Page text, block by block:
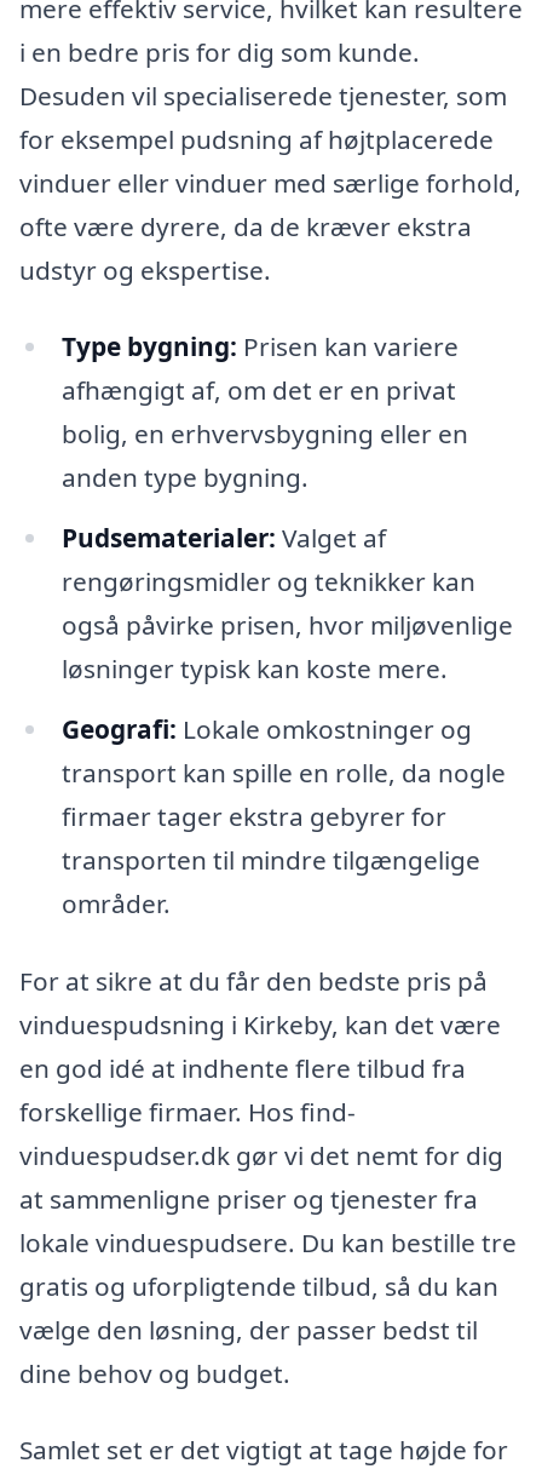
mere effektiv service, hvilket kan resultere
i en bedre pris for dig som kunde.
Desuden vil specialiserede tjenester, som
for eksempel pudsning af højtplacerede
vinduer eller vinduer med særlige forhold,
ofte være dyrere, da de kræver ekstra
udstyr og ekspertise.
Type bygning: Prisen kan variere
afhængigt af, om det er en privat
bolig, en erhvervsbygning eller en
anden type bygning.
Pudsematerialer: Valget af
rengøringsmidler og teknikker kan
også påvirke prisen, hvor miljøvenlige
løsninger typisk kan koste mere.
Geografi: Lokale omkostninger og
transport kan spille en rolle, da nogle
firmaer tager ekstra gebyrer for
transporten til mindre tilgængelige
områder.
For at sikre at du får den bedste pris på
vinduespudsning i Kirkeby, kan det være
en god idé at indhente flere tilbud fra
forskellige firmaer. Hos find-
vinduespudser.dk gør vi det nemt for dig
at sammenligne priser og tjenester fra
lokale vinduespudsere. Du kan bestille tre
gratis og uforpligtende tilbud, så du kan
vælge den løsning, der passer bedst til
dine behov og budget.
Samlet set er det vigtigt at tage højde for